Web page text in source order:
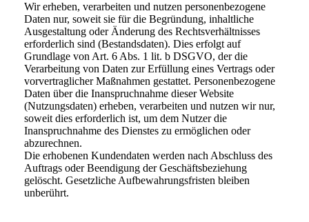
Wir erheben, verarbeiten und nutzen personenbezogene
Daten nur, soweit sie für die Begründung, inhaltliche
Ausgestaltung oder Änderung des Rechtsverhältnisses
erforderlich sind (Bestandsdaten). Dies erfolgt auf
Grundlage von Art. 6 Abs. 1 lit. b DSGVO, der die
Verarbeitung von Daten zur Erfüllung eines Vertrags oder
vorvertraglicher Maßnahmen gestattet. Personenbezogene
Daten über die Inanspruchnahme dieser Website
(Nutzungsdaten) erheben, verarbeiten und nutzen wir nur,
soweit dies erforderlich ist, um dem Nutzer die
Inanspruchnahme des Dienstes zu ermöglichen oder
abzurechnen.
Die erhobenen Kundendaten werden nach Abschluss des
Auftrags oder Beendigung der Geschäftsbeziehung
gelöscht. Gesetzliche Aufbewahrungsfristen bleiben
unberührt.